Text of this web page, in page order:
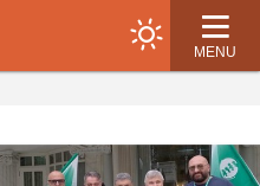
MENU